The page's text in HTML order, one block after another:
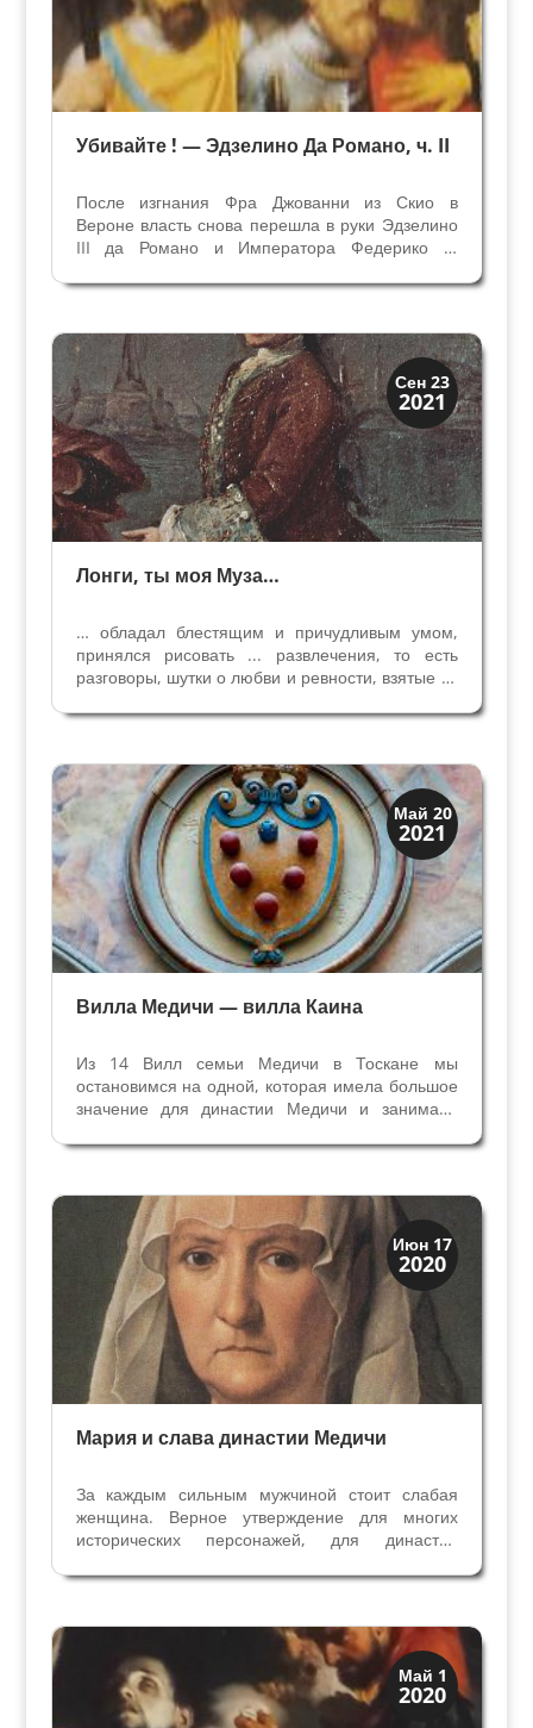
Убивайте ! — Эдзелино Да Романо, ч. II
После изгнания Фра Джованни из Скио в
Вероне власть снова перешла в руки Эдзелино
III да Романо и Императора Федерико II,
течении следующих 23 лет Эдзелино III правил
проявил себя также...
Сен 23
2021
Искусство
Художники
Лонги, ты моя Муза…
… обладал блестящим и причудливым умом,
принялся рисовать ... развлечения, то есть
разговоры, шутки о любви и ревности, взятые из
Сын точно описывают живопись, которая
как...
Май 20
2021
Династии
Медичи Флоренция
Вилла Медичи — вилла Каина
Из 14 Вилл семьи Медичи в Тоскане мы
остановимся на одной, которая имела большое
значение для династии Медичи и занимала
Франческо I Медичи и Бьянки Капелло. Вилла
расположена летняя...
Июн 17
2020
Династии
Медичи Флоренция
Мария и слава династии Медичи
За каждым сильным мужчиной стоит слабая
женщина. Верное утверждение для многих
исторических персонажей, для династии
Сальвиати. В истории она всегда остается в
сначала мужу Джованни Медичи,...
Май 1
2020
Коллекции знати